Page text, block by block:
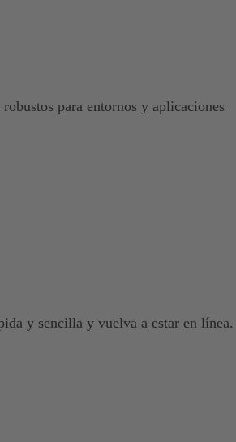
para entornos y aplicaciones
y sencilla y vuelva a estar en línea.